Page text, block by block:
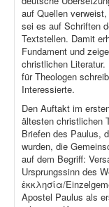
auf Quellen
sei es auf Schriften
Textstellen. Damit
Fundament und
christlichen
für Theologen
Interessierte.
Den Auftakt im
ältesten christlichen
Briefen des Paulus,
wurden, die
auf dem Begriff:
Ursprungssinn des
ἐκκλησία/
Apostel Paulus als